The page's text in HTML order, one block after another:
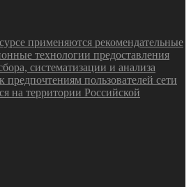
применяются рекомендательные
технологии предоставления
систематизации и анализа
предпочтениям пользователей сети
на территории Российской